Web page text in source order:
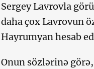
Sergey Lavrovla
daha çox Lavrovun
Hayrumyan hesab
Onun sözlərinə